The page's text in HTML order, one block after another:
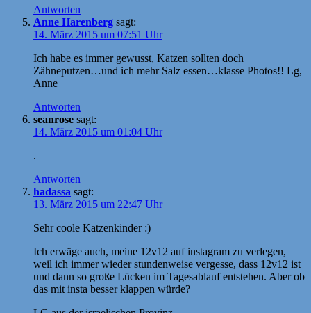
Antworten
Anne Harenberg sagt:
14. März 2015 um 07:51 Uhr
Ich habe es immer gewusst, Katzen sollten doch
Zähneputzen…und ich mehr Salz essen…klasse Photos!! Lg,
Anne
Antworten
seanrose sagt:
14. März 2015 um 01:04 Uhr
.
Antworten
hadassa sagt:
13. März 2015 um 22:47 Uhr
Sehr coole Katzenkinder :)
Ich erwäge auch, meine 12v12 auf instagram zu verlegen,
weil ich immer wieder stundenweise vergesse, dass 12v12 ist
und dann so große Lücken im Tagesablauf entstehen. Aber ob
das mit insta besser klappen würde?